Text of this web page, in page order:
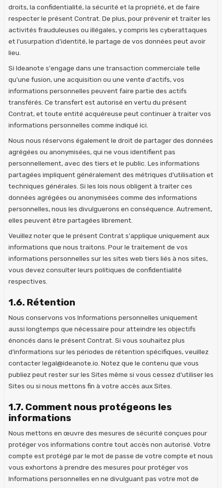
droits, la confidentialité, la sécurité et la propriété, et de faire
respecter le présent Contrat. De plus, pour prévenir et traiter les
activités frauduleuses ou illégales, y compris les cyberattaques
et l'usurpation d'identité, le partage de vos données peut avoir
lieu.
Si Ideanote s'engage dans une transaction commerciale telle
qu'une fusion, une acquisition ou une vente d'actifs, vos
informations personnelles peuvent faire partie des actifs
transférés. Ce transfert est autorisé en vertu du présent
Contrat, et toute entité acquéreuse peut continuer à traiter vos
informations personnelles comme indiqué ici.
Nous nous réservons également le droit de partager des données
agrégées ou anonymisées, qui ne vous identifient pas
personnellement, avec des tiers et le public. Les informations
partagées impliquent généralement des métriques d'utilisation et
techniques générales. Si les lois nous obligent à traiter ces
données agrégées ou anonymisées comme des informations
personnelles, nous les divulguerons en conséquence. Autrement,
elles peuvent être partagées librement.
Veuillez noter que le présent Contrat s'applique uniquement aux
informations que nous traitons. Pour le traitement de vos
informations personnelles sur les sites web tiers liés à nos sites,
vous devez consulter leurs politiques de confidentialité
respectives.
1.6. Rétention
Nous conservons vos Informations personnelles uniquement
aussi longtemps que nécessaire pour atteindre les objectifs
énoncés dans le présent Contrat. Si vous souhaitez plus
d'informations sur les périodes de rétention spécifiques, veuillez
contacter legal@ideanote.io. Notez que le contenu que vous
publiez peut rester sur les Sites même si vous cessez d'utiliser les
Sites ou si nous mettons fin à votre accès aux Sites.
1.7. Comment nous protégeons les
informations
Nous mettons en œuvre des mesures de sécurité conçues pour
protéger vos informations contre tout accès non autorisé. Votre
compte est protégé par le mot de passe de votre compte et nous
vous exhortons à prendre des mesures pour protéger vos
Informations personnelles en ne divulguant pas votre mot de